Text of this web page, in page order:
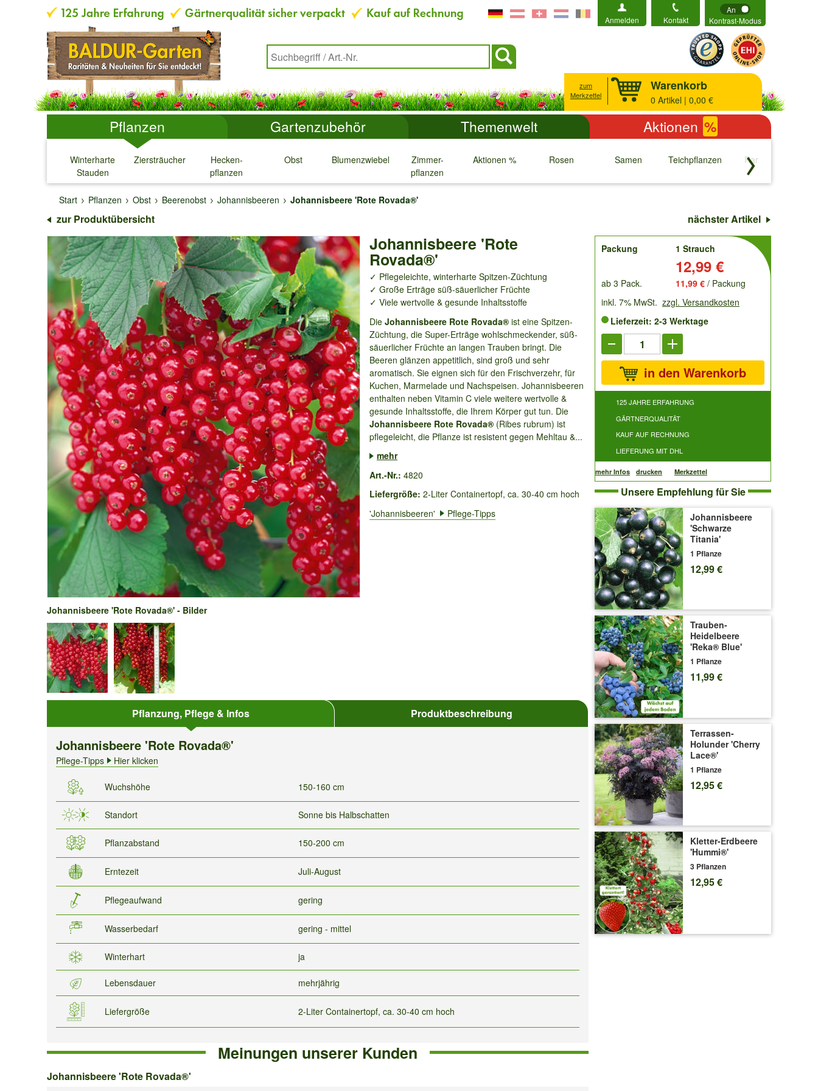
Anmelden Kontakt
An
Kontrast-Modus
zum
Merkzettel
Warenkorb
0 Artikel | 0,00 €
Pflanzen Gartenzubehör Themenwelt Aktionen %
Winterharte
Stauden
↓
Ziersträucher
↓
Hecken-
pflanzen
↓
Obst
↓
Blumenzwiebeln
↓
Zimmer-
pflanzen
↓
Aktionen %
↓
Rosen
↓
Samen
↓
Teichpflanzen
↓
Raritäten
↓
Start
Pflanzen Obst Beerenobst Johannisbeeren Johannisbeere 'Rote Rovada®'
zur Produktübersicht nächster Artikel
Johannisbeere 'Rote
Rovada®'
✓ Pflegeleichte, winterharte Spitzen-Züchtung
✓ Große Erträge süß-säuerlicher Früchte
✓ Viele wertvolle & gesunde Inhaltsstoffe
Die Johannisbeere Rote Rovada®ist eine Spitzen-
Züchtung, die Super-Erträge wohlschmeckender, süß-
säuerlicher Früchte an langen Trauben bringt. Die
Beeren glänzen appetitlich, sind groß und sehr
aromatisch. Sie eignen sich für den Frischverzehr, für
Kuchen, Marmelade und Nachspeisen. Johannisbeeren
enthalten neben Vitamin C viele weitere wertvolle &
gesunde Inhaltsstoffe, die Ihrem Körper gut tun. Die
Johannisbeere Rote Rovada®(Ribes rubrum) ist
pflegeleicht, die Pflanze ist resistent gegen Mehltau &...
mehr
Art.-Nr.: 4820
Liefergröße: 2-Liter Containertopf, ca. 30-40 cm hoch
'Johannisbeeren'
Pflege-Tipps
Johannisbeere 'Rote Rovada®' - Bilder
Pflanzung, Pflege & Infos Produktbeschreibung
Johannisbeere 'Rote Rovada®'
Pflege-Tipps Hier klicken
Wuchshöhe 150-160 cm
Standort Sonne bis Halbschatten
Pflanzabstand 150-200 cm
Erntezeit Juli-August
Pflegeaufwand gering
Wasserbedarf gering - mittel
Winterhart ja
Lebensdauer mehrjährig
Liefergröße 2-Liter Containertopf, ca. 30-40 cm hoch
Meinungen unserer Kunden
Johannisbeere
Johannisbeere 'Rote Rovada®'
order
Packung
1 Strauch
12,99 €
ab 3 Pack. 11,99 € / Packung
inkl. 7% MwSt. zzgl. Versandkosten
Lieferzeit: 2-3 Werktage
in den Warenkorb
125 JAHRE ERFAHRUNG
GÄRTNERQUALITÄT
KAUF AUF RECHNUNG
LIEFERUNG MIT DHL
mehr Infos drucken Merkzettel
Unsere Empfehlung für Sie
Johannisbeere
'Schwarze
Titania'
1 Pflanze
12,99 €
Trauben-
Heidelbeere
'Reka® Blue'
1 Pflanze
11,99 €
Terrassen-
Holunder 'Cherry
Lace®'
1 Pflanze
12,95 €
Kletter-Erdbeere
'Hummi®'
3 Pflanzen
12,95 €